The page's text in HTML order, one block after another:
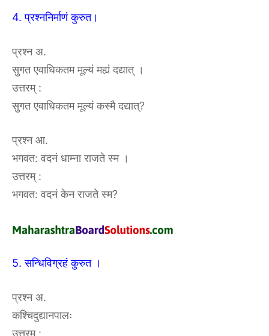
4. प्रश्ननिर्माणं कुरुत।
प्रश्न अ.
सुगत एवाधिकतम मूल्यं मह्यं दद्यात् ।
उत्तरम्‌ :‌
सुगत एवाधिकतम मूल्यं कस्मै दद्यात्?
प्रश्न आ.
भगवत: वदनं धाम्ना राजते स्म ।
उत्तरम्‌ :‌
भगवत: वदनं केन राजते स्म?
5. सन्धिविग्रहं कुरुत ।
प्रश्न अ.
कश्चिदुद्यानपालः
उत्तरम्‌ :‌